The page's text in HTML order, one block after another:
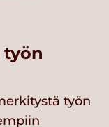
työn
työn